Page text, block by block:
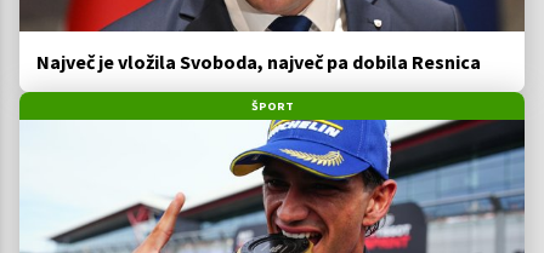
Največ je vložila Svoboda, največ pa dobila Resnica
ŠPORT